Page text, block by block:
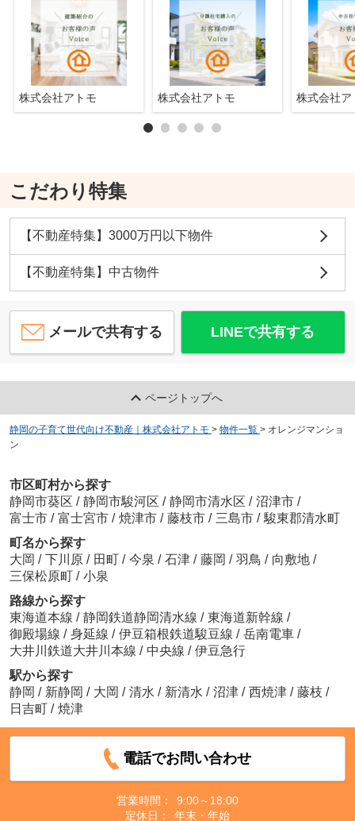
株式会社アトモ 株式会社アトモ 株式会社
こだわり特集
【不動産特集】3000万円以下物件
【不動産特集】中古物件
メールで共有する LINEで共有する
ページトップへ
静岡の子育て世代向け不動産｜株式会社アトモ > 物件一覧 > オレンジマンショ
ン
市区町村から探す
静岡市葵区 / 静岡市駿河区 / 静岡市清水区 / 沼津市 /
富士市 / 富士宮市 / 焼津市 / 藤枝市 / 三島市 / 駿東郡清水町
町名から探す
大岡 / 下川原 / 田町 / 今泉 / 石津 / 藤岡 / 羽鳥 / 向敷地 /
三保松原町 / 小泉
路線から探す
東海道本線 / 静岡鉄道静岡清水線 / 東海道新幹線 /
御殿場線 / 身延線 / 伊豆箱根鉄道駿豆線 / 岳南電車 /
大井川鉄道大井川本線 / 中央線 / 伊豆急行
駅から探す
静岡 / 新静岡 / 大岡 / 清水 / 新清水 / 沼津 / 西焼津 / 藤枝 /
日吉町 / 焼津
電話でお問い合わせ
営業時間：
9:00～18:00
定休日：
年末・年始